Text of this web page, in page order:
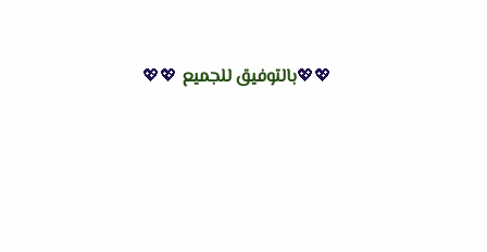
💖💖بالتوفيق للجميع 💖💖